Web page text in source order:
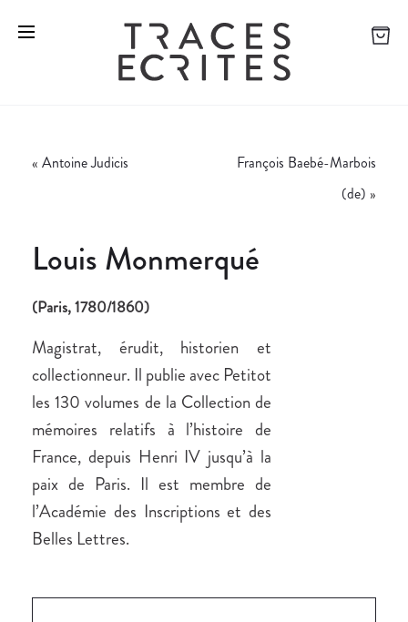
« Antoine Judicis
François Baebé-Marbois
(de) »
Louis Monmerqué
(Paris, 1780/1860)
Magistrat, érudit, historien et
collectionneur. Il publie avec Petitot
les 130 volumes de la Collection de
mémoires relatifs à l’histoire de
France, depuis Henri IV jusqu’à la
paix de Paris. Il est membre de
l’Académie des Inscriptions et des
Belles Lettres.